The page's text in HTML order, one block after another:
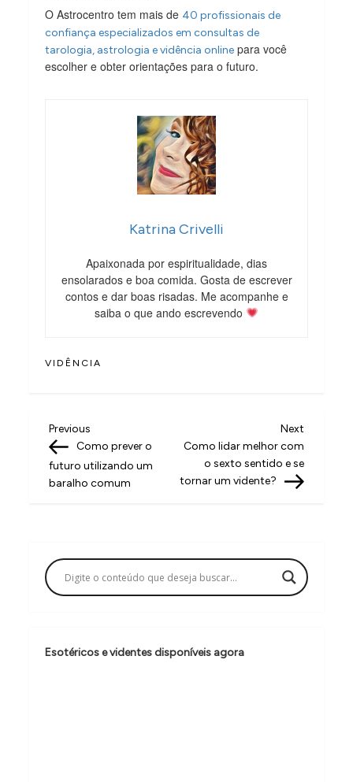
O Astrocentro tem mais de 40 profissionais de
confiança especializados em consultas de
tarologia, astrologia e vidência online para você
escolher e obter orientações para o futuro.
Katrina Crivelli
Apaixonada por espiritualidade, dias
ensolarados e boa comida. Gosta de escrever
contos e dar boas risadas. Me acompanhe e
saiba o que ando escrevendo
VIDÊNCIA
N
a
v
a
ç
o
d
Previous
Post
Previous
Como prever o
futuro utilizando um
baralho comum
Next
Post
Next
Como lidar melhor com
o sexto sentido e se
tornar um vidente?
Esotéricos e videntes disponíveis agora